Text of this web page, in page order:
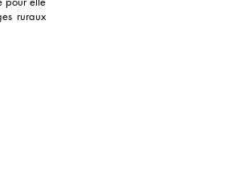
ruraux